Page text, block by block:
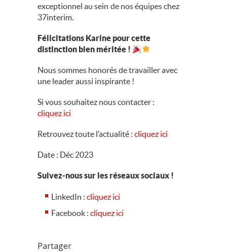
exceptionnel au sein de nos équipes chez
37interim.
Félicitations Karine pour cette
distinction bien méritée !
Nous sommes honorés de travailler avec
une leader aussi inspirante !
Si vous souhaitez nous contacter :
cliquez ici
Retrouvez toute l’actualité : cliquez ici
Date : Déc 2023
Suivez-nous sur les réseaux sociaux !
LinkedIn : cliquez ici
Facebook : cliquez ici
Partager